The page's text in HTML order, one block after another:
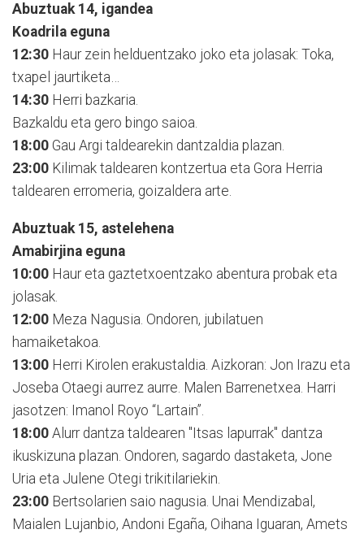
Abuztuak 14, igandea
Koadrila eguna
12:30 Haur zein helduentzako joko eta jolasak: Toka,
txapel jaurtiketa…
14:30 Herri bazkaria.
Bazkaldu eta gero bingo saioa.
18:00 Gau Argi taldearekin dantzaldia plazan.
23:00 Kilimak taldearen kontzertua eta Gora Herria
taldearen erromeria, goizaldera arte.
Abuztuak 15, astelehena
Amabirjina eguna
10:00 Haur eta gaztetxoentzako abentura probak eta
jolasak.
12:00 Meza Nagusia. Ondoren, jubilatuen
hamaiketakoa.
13:00 Herri Kirolen erakustaldia. Aizkoran: Jon Irazu eta
Joseba Otaegi aurrez aurre. Malen Barrenetxea. Harri
jasotzen: Imanol Royo “Lartain”.
18:00 Alurr dantza taldearen "Itsas lapurrak" dantza
ikuskizuna plazan. Ondoren, sagardo dastaketa, Jone
Uria eta Julene Otegi trikitilariekin.
23:00 Bertsolarien saio nagusia. Unai Mendizabal,
Maialen Lujanbio, Andoni Egaña, Oihana Iguaran, Amets